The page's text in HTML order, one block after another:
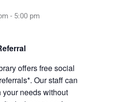
- 5:00 pm
offers free social
Our staff can
your needs without